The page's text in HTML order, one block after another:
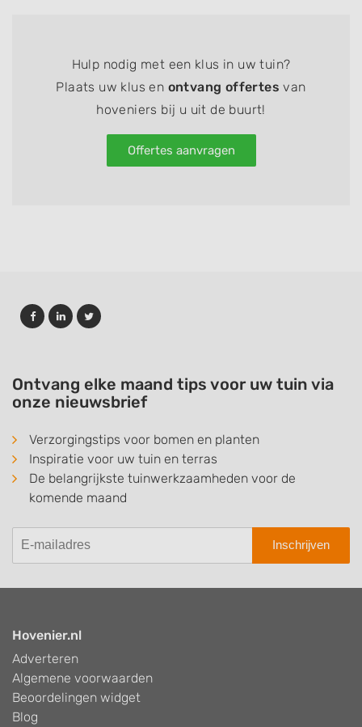
Hulp nodig met een klus in uw tuin?
Plaats uw klus en ontvang offertes van
hoveniers bij u uit de buurt!
Offertes aanvragen
Ontvang elke maand tips voor uw tuin via
onze nieuwsbrief
Verzorgingstips voor bomen en planten
Inspiratie voor uw tuin en terras
De belangrijkste tuinwerkzaamheden voor de
komende maand
Inschrijven
Hovenier.nl
Adverteren
Algemene voorwaarden
Beoordelingen widget
Blog